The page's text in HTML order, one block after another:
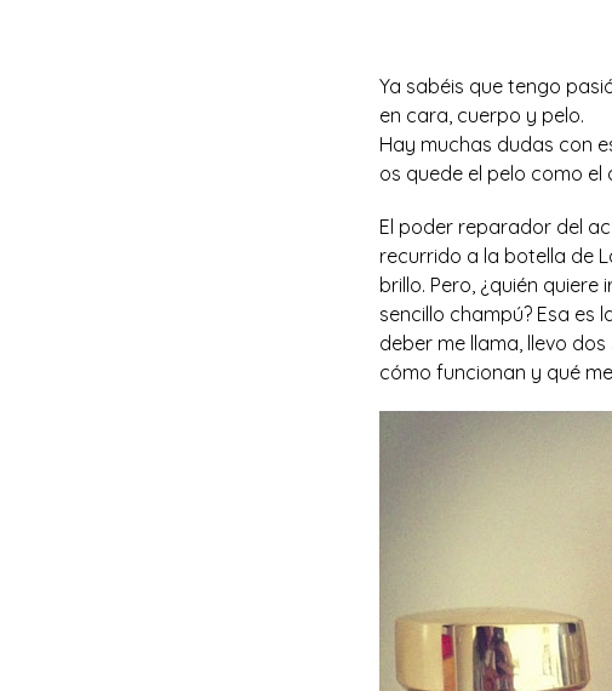
Ya sabéis que tengo
en cara, cuerpo y pelo.
Hay muchas dudas con
os quede el pelo como
El poder reparador del
recurrido a la botella de
brillo. Pero, ¿quién
sencillo champú? Esa es
deber me llama, llevo
cómo funcionan y qué